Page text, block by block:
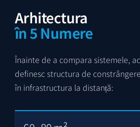
Arhitectura
în 5 Numere
Înainte de a compara sistemele,
definesc structura de
în infrastructura la distanță: